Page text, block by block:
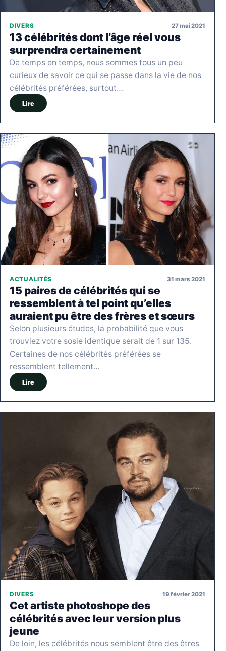
DIVERS 27 mai 2021
13 célébrités dont l’âge réel vous
surprendra certainement
De temps en temps, nous sommes tous un peu
curieux de savoir ce qui se passe dans la vie de nos
célébrités préférées, surtout…
Lire
ACTUALITÉS 31 mars 2021
15 paires de célébrités qui se
ressemblent à tel point qu’elles
auraient pu être des frères et sœurs
Selon plusieurs études, la probabilité que vous
trouviez votre sosie identique serait de 1 sur 135.
Certaines de nos célébrités préférées se
ressemblent tellement…
Lire
DIVERS 19 février 2021
Cet artiste photoshope des
célébrités avec leur version plus
jeune
De loin, les célébrités nous semblent être des êtres